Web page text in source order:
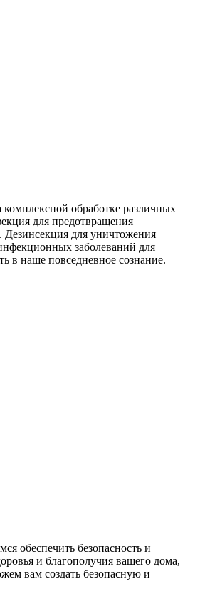
комплексной обработке различных
для предотвращения
Дезинсекция для уничтожения
заболеваний для
в наше повседневное сознание.
обеспечить безопасность и
и благополучия вашего дома,
вам создать безопасную и